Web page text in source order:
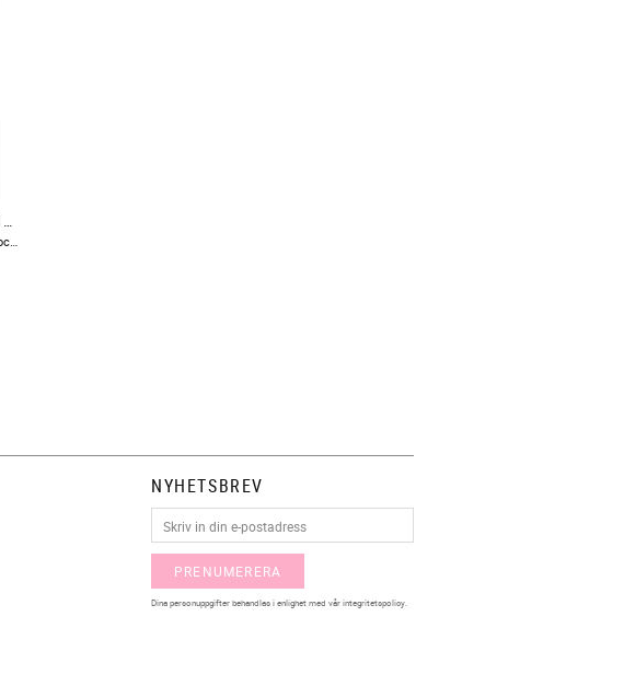
NYHETSBREV
PRENUMERERA
Dina personuppgifter behandlas i enlighet med vårintegritetspolicy